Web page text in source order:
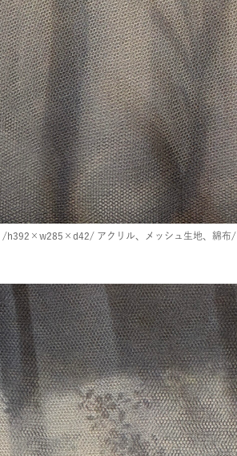
/h392×w285×d42/ アクリル、メッシュ生地、綿布/